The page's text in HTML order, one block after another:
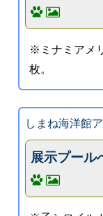
※ミナミアメ
枚。
しまね海洋館
展示プール